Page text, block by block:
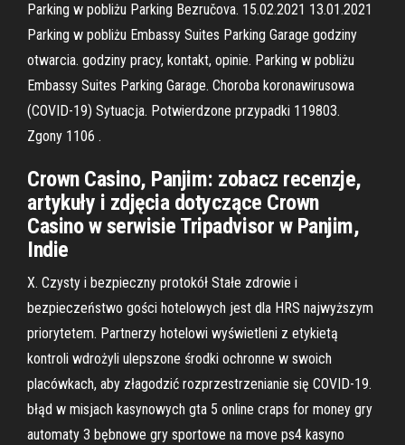
Parking w pobliżu Parking Bezručova. 15.02.2021 13.01.2021
Parking w pobliżu Embassy Suites Parking Garage godziny
otwarcia. godziny pracy, kontakt, opinie. Parking w pobliżu
Embassy Suites Parking Garage. Choroba koronawirusowa
(COVID-19) Sytuacja. Potwierdzone przypadki 119803.
Zgony 1106 .
Crown Casino, Panjim: zobacz recenzje,
artykuły i zdjęcia dotyczące Crown
Casino w serwisie Tripadvisor w Panjim,
Indie
X. Czysty i bezpieczny protokół Stałe zdrowie i
bezpieczeństwo gości hotelowych jest dla HRS najwyższym
priorytetem. Partnerzy hotelowi wyświetleni z etykietą
kontroli wdrożyli ulepszone środki ochronne w swoich
placówkach, aby złagodzić rozprzestrzenianie się COVID-19.
błąd w misjach kasynowych gta 5 online craps for money gry
automaty 3 bębnowe gry sportowe na move ps4 kasyno